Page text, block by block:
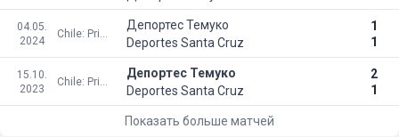
04.05.
2024
Chile: Primera B - Apertura - 2nd Phase
Депортес Темуко
1
1
Deportes Santa Cruz
15.10.
2023
Chile: Primera B - Apertura - 2nd Phase
Депортес Темуко
2
1
Deportes Santa Cruz
Показать больше матчей